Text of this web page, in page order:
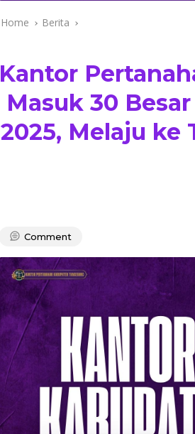
Home Berita
Kantor
Masuk 30
2025, Melaju ke
Comment